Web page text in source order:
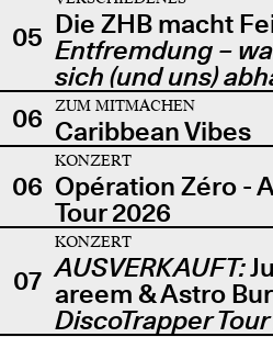
05 Die ZHB macht
Entfremdung –
sich (und uns)
06
ZUM MITMACHEN
Caribbean Vibes
06
KONZERT
Opération Zéro -
Tour 2026
07
KONZERT
AUSVERKAUFT:
areem & Astro
DiscoTrapper